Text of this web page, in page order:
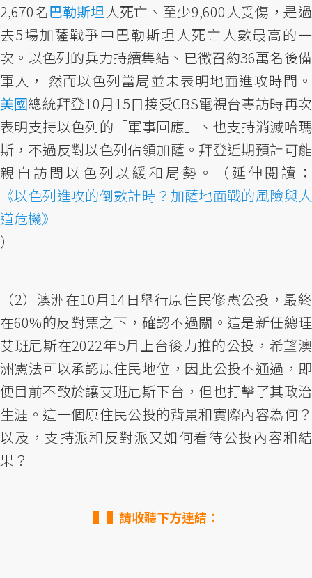
2,670名巴勒斯坦 人死亡、至少9,600人受傷，是過
去5場加薩戰爭中巴勒斯坦人死亡人數最高的一
次。以色列的兵力持續集結、已徵召約36萬名後備
軍人， 然而以色列當局並未表明地面進攻時間。
美國總統拜登10月15日接受CBS電視台專訪時再次
表明支持以色列的「軍事回應」、也支持消滅哈瑪
斯，不過反對以色列佔領加薩。拜登近期預計可能
親自訪問以色列以緩和局勢。（延伸閱讀：
《以色列進攻的倒數計時？加薩地面戰的風險與人
道危機》
）
（2）澳洲在10月14日舉行原住民修憲公投，最終
在60%的反對票之下，確認不過關。這是新任總理
艾班尼斯在2022年5月上台後力推的公投，希望澳
洲憲法可以承認原住民地位，因此公投不通過，即
便目前不致於讓艾班尼斯下台，但也打擊了其政治
生涯。這一個原住民公投的背景和實際內容為何？
以及，支持派和反對派又如何看待公投內容和結
果？
▌請收聽下方連結：